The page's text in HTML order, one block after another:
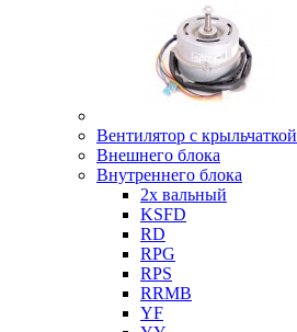
Вентилятор с крыльчаткой
Внешнего блока
Внутреннего блока
2х вальный
KSFD
RD
RPG
RPS
RRMB
YF